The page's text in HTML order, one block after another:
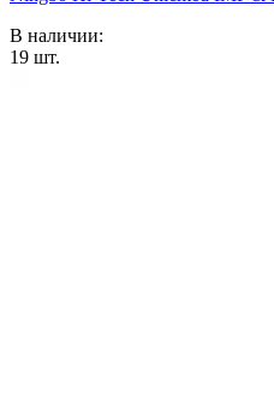
В наличии:
19 шт.